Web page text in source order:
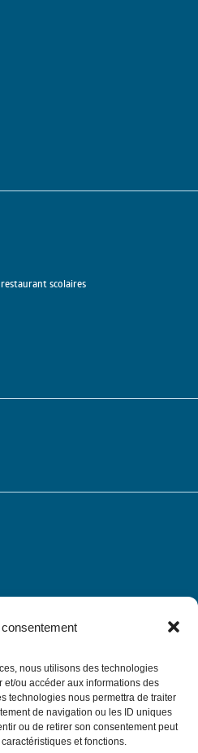
nous utilisons des technologies
ou accéder aux informations des
technologies nous permettra de traiter
de navigation ou les ID uniques
ou de retirer son consentement peut
et fonctions.
scolaires